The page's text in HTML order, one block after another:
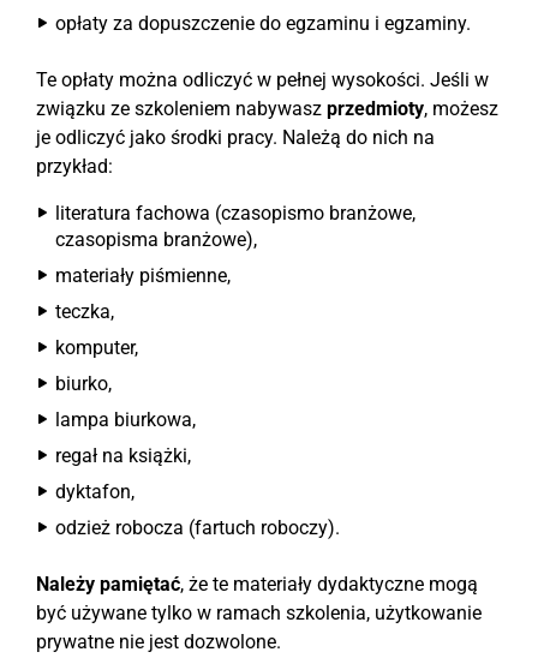
opłaty za dopuszczenie do egzaminu i egzaminy.
Te opłaty można odliczyć w pełnej wysokości. Jeśli w
związku ze szkoleniem nabywasz przedmioty, możesz
je odliczyć jako środki pracy. Należą do nich na
przykład:
literatura fachowa (czasopismo branżowe,
czasopisma branżowe),
materiały piśmienne,
teczka,
komputer,
biurko,
lampa biurkowa,
regał na książki,
dyktafon,
odzież robocza (fartuch roboczy).
Należy pamiętać, że te materiały dydaktyczne mogą
być używane tylko w ramach szkolenia, użytkowanie
prywatne nie jest dozwolone.